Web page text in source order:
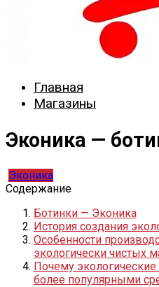
Главная
Магазины
Эконика —
Эконика
Содержание
Ботинки — Эконика
История создания
Особенности
экологически чистых
Почему экологические
более популярными